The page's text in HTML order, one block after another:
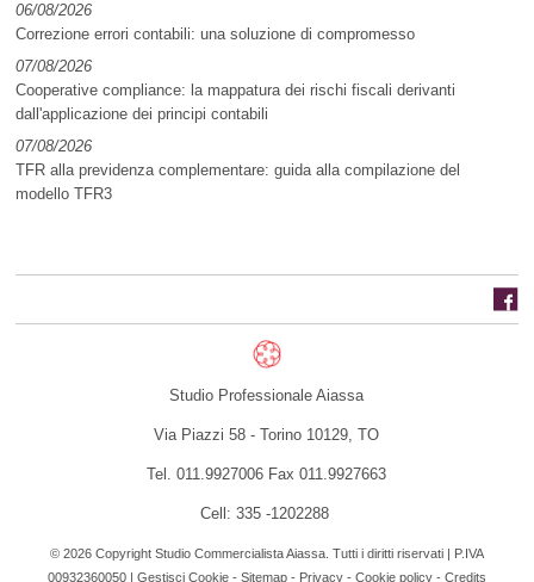
06/08/2026
Correzione errori contabili: una soluzione di compromesso
07/08/2026
Cooperative compliance: la mappatura dei rischi fiscali derivanti
dall'applicazione dei principi contabili
07/08/2026
TFR alla previdenza complementare: guida alla compilazione del
modello TFR3
Studio Professionale Aiassa
Via Piazzi 58 -Torino 10129,TO
Tel.011.9927006 Fax011.9927663
Cell: 335 -1202288
© 2026 Copyright Studio Commercialista Aiassa. Tutti i diritti riservati | P.IVA
00932360050 | Gestisci Cookie- Sitemap- Privacy- Cookie policy- Credits